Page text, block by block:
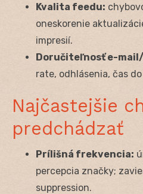
Kvalita feedu:
oneskorenie
impresií.
Doručiteľnosť e-mail/
rate, odhlásenia, čas
Najčastejšie
predchádzať
Prílišná frekvencia:
percepcia značky;
suppression.